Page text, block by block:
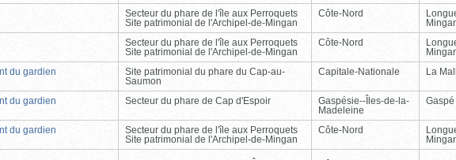
Secteur du phare de l'île aux Perroquets
Site patrimonial de l'Archipel-de-Mingan
Côte-Nord
Secteur du phare de l'île aux Perroquets
Site patrimonial de l'Archipel-de-Mingan
Côte-Nord
du gardien
Site patrimonial du phare du Cap-au-
Saumon
Capitale-Nationale La
du gardien Secteur du phare de Cap d'Espoir
Gaspésie--Îles-de-la-
Madeleine
Gaspé
du gardien
Secteur du phare de l'île aux Perroquets
Site patrimonial de l'Archipel-de-Mingan
Côte-Nord